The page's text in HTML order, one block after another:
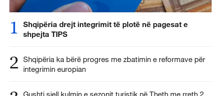
1
Shqipëria drejt integrimit të plotë në pagesat e
shpejta TIPS
2 Shqipëria ka bërë progres me zbatimin e reformave për
integrimin europian
Gushti sjell kulmin e sezonit turistik në Theth me rreth 2